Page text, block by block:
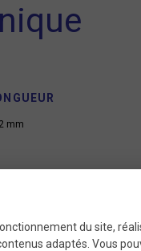
mm
du site,
adaptés. Vous